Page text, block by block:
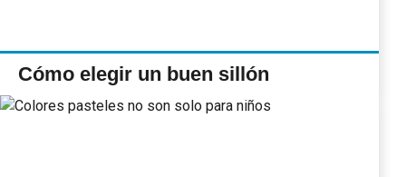
Cómo elegir un buen sillón